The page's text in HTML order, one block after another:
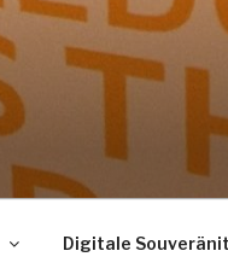
Digitale